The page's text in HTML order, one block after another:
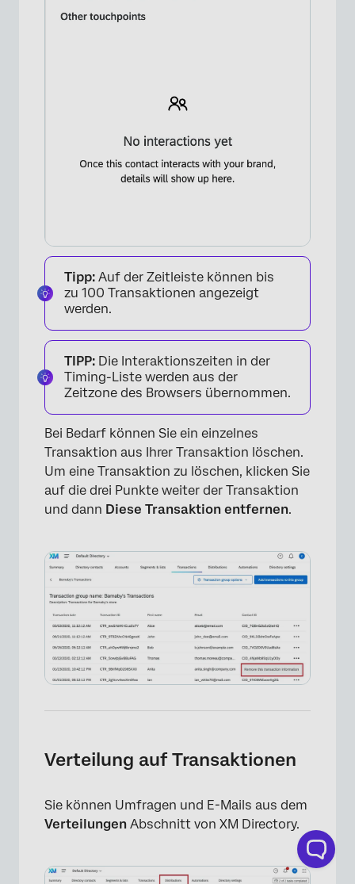
×
Tipp: Auf der Zeitleiste können bis
zu 100 Transaktionen angezeigt
werden.
TIPP: Die Interaktionszeiten in der
Timing-Liste werden aus der
Zeitzone des Browsers übernommen.
Bei Bedarf können Sie ein einzelnes
Transaktion aus Ihrer Transaktion löschen.
Um eine Transaktion zu löschen, klicken Sie
auf die drei Punkte weiter der Transaktion
und dann Diese Transaktion entfernen.
Verteilung auf Transaktionen
Sie können Umfragen und E-Mails aus dem
Verteilungen Abschnitt von XM Directory.